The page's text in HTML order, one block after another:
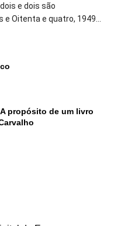
e dois são
Oitenta e quatro, 1949...
propósito de um livro